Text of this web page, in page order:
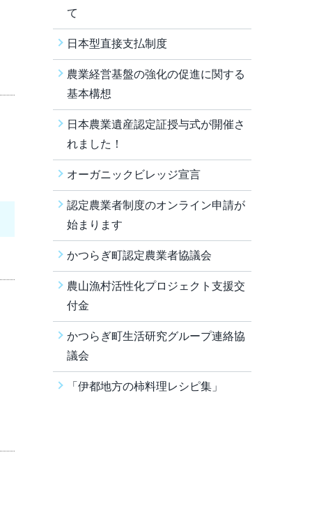
て
日本型直接支払制度
農業経営基盤の強化の促進に関する
基本構想
日本農業遺産認定証授与式が開催さ
れました！
オーガニックビレッジ宣言
認定農業者制度のオンライン申請が
始まります
かつらぎ町認定農業者協議会
農山漁村活性化プロジェクト支援交
付金
かつらぎ町生活研究グループ連絡協
議会
「伊都地方の柿料理レシピ集」